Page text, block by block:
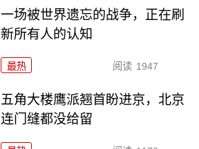
一场被世界遗忘的战争，正在刷
新所有人的认知
最热 阅读 1947
五角大楼鹰派翘首盼进京，北京
连门缝都没给留